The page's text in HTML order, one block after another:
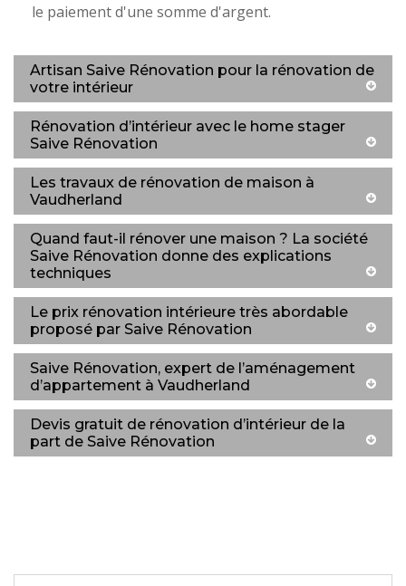
le paiement d'une somme d'argent.
Artisan Saive Rénovation pour la rénovation de
votre intérieur
Rénovation d’intérieur avec le home stager
Saive Rénovation
Les travaux de rénovation de maison à
Vaudherland
Quand faut-il rénover une maison ? La société
Saive Rénovation donne des explications
techniques
Le prix rénovation intérieure très abordable
proposé par Saive Rénovation
Saive Rénovation, expert de l’aménagement
d’appartement à Vaudherland
Devis gratuit de rénovation d’intérieur de la
part de Saive Rénovation